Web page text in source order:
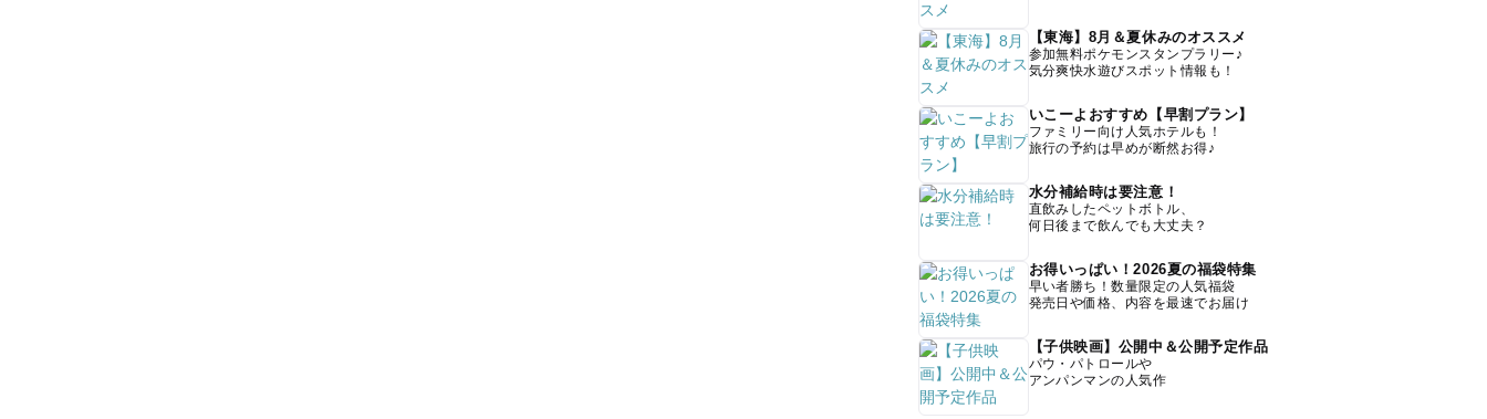
【東海】8月＆夏休みのオススメ
参加無料ポケモンスタンプラリー♪
気分爽快水遊びスポット情報も！
いこーよおすすめ【早割プラン】
ファミリー向け人気ホテルも！
旅行の予約は早めが断然お得♪
水分補給時は要注意！
直飲みしたペットボトル、
何日後まで飲んでも大丈夫？
お得いっぱい！2026夏の福袋特集
早い者勝ち！数量限定の人気福袋
発売日や価格、内容を最速でお届け
【子供映画】公開中＆公開予定作品
パウ・パトロールや
アンパンマンの人気作